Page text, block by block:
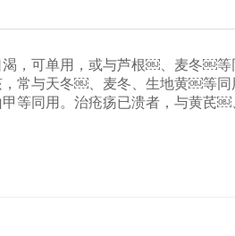
，可单用，或与芦根￼、麦冬￼等
常与天冬￼、麦冬、生地黄￼等同
等同用。治疮疡已溃者，与黄芪￼